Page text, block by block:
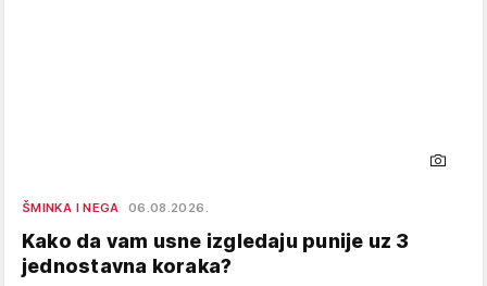
ŠMINKA I NEGA 06.08.2026.
Kako da vam usne izgledaju punije uz 3
jednostavna koraka?